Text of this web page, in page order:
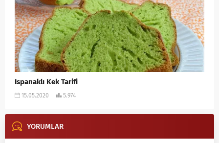
Ispanaklı Kek Tarifi
15.05.2020 5.974
YORUMLAR